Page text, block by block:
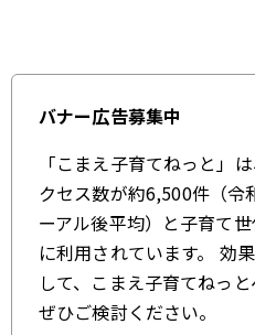
バナー広告募集中
「こまえ子育てねっと」
クセス数が約6,500件（令
ーアル後平均）と子育て
に利用されています。 効
して、こまえ子育てねっ
ぜひご検討ください。